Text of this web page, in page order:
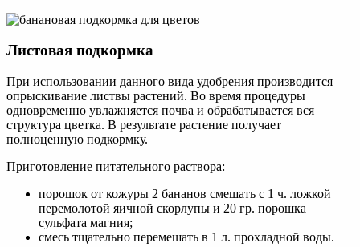
Листовая подкормка
При использовании данного вида удобрения производится
опрыскивание листвы растений. Во время процедуры
одновременно увлажняется почва и обрабатывается вся
структура цветка. В результате растение получает
полноценную подкормку.
Приготовление питательного раствора:
порошок от кожуры 2 бананов смешать с 1 ч. ложкой
перемолотой яичной скорлупы и 20 гр. порошка
сульфата магния;
смесь тщательно перемешать в 1 л. прохладной воды.